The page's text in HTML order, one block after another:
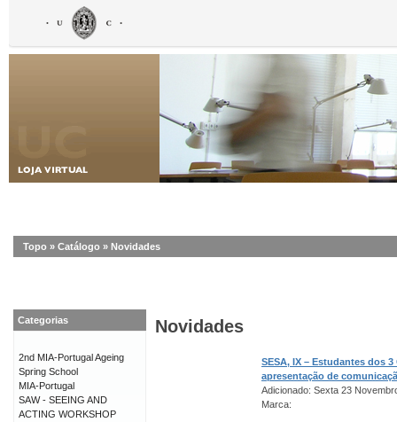
Topo » Catálogo » Novidades
Novidades
SESA, IX – Estudantes dos
apresentação de
Adicionado: Sexta 23
Marca:
Categorias
2nd MIA-Portugal Ageing
Spring School
MIA-Portugal
SAW - SEEING AND
ACTING WORKSHOP